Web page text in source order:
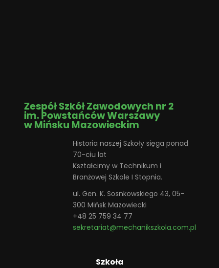
Zespół Szkół Zawodowych nr 2
im. Powstańców Warszawy
w Mińsku Mazowieckim
Historia naszej Szkoły sięga ponad
70-ciu lat
Kształcimy w Technikum i
Branżowej Szkole I Stopnia.
ul. Gen. K. Sosnkowskiego 43, 05-
300 Mińsk Mazowiecki
+48 25 759 34 77
sekretariat@mechanikszkola.com.pl
Szkoła